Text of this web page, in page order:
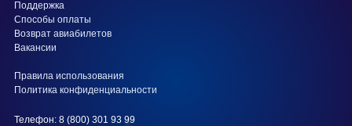
Поддержка
Способы оплаты
Возврат авиабилетов
Вакансии
Правила использования
Политика конфиденциальности
Телефон: 8 (800) 301 93 99